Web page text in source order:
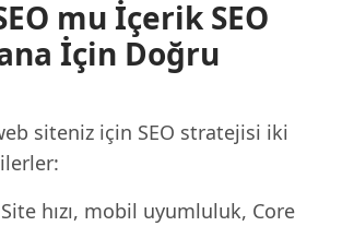
mu İçerik SEO
İçin Doğru
siteniz için SEO stratejisi iki
Site hızı, mobil uyumluluk, Core